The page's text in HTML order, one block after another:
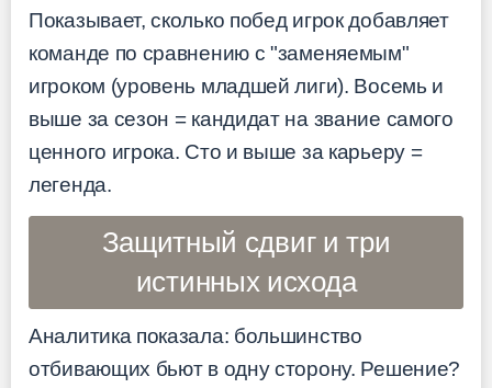
Показывает, сколько побед игрок добавляет
команде по сравнению с "заменяемым"
игроком (уровень младшей лиги). Восемь и
выше за сезон = кандидат на звание самого
ценного игрока. Сто и выше за карьеру =
легенда.
Защитный сдвиг и три
истинных исхода
Аналитика показала: большинство
отбивающих бьют в одну сторону. Решение?